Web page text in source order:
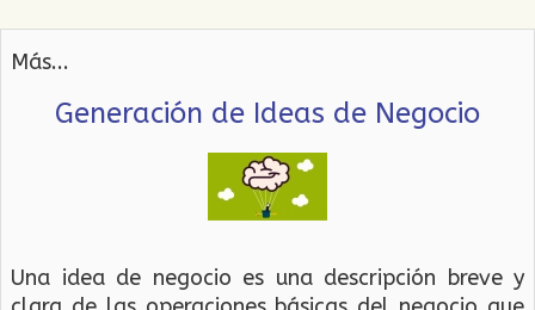
Más...
Generación de Ideas de Negocio
Una idea de negocio es una descripción breve y